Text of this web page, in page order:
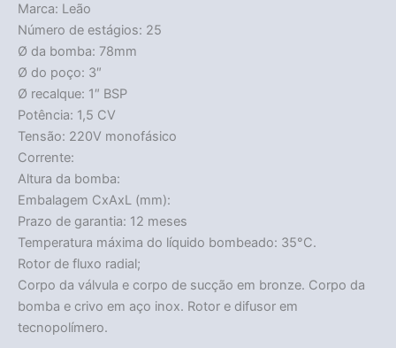
Marca: Leão
Número de estágios: 25
Ø da bomba: 78mm
Ø do poço: 3″
Ø recalque: 1″ BSP
Potência: 1,5 CV
Tensão: 220V monofásico
Corrente:
Altura da bomba:
Embalagem CxAxL (mm):
Prazo de garantia: 12 meses
Temperatura máxima do líquido bombeado: 35°C.
Rotor de fluxo radial;
Corpo da válvula e corpo de sucção em bronze. Corpo da
bomba e crivo em aço inox. Rotor e difusor em
tecnopolímero.